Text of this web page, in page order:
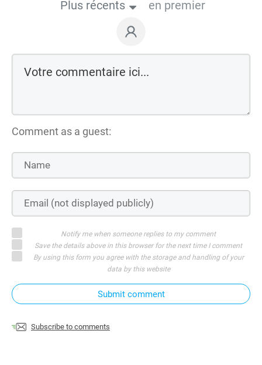
Plus récents
en premier
Comment as a guest:
Notify me when someone replies to my comment
Save the details above in this browser for the next time I comment
By using this form you agree with the storage and handling of your
data by this website
Submit comment
Subscribe to comments